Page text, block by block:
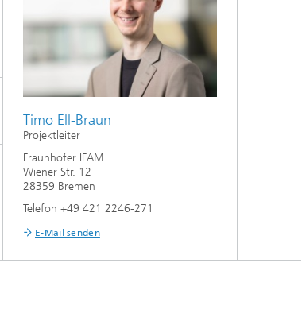
Timo Ell-Braun
Projektleiter
Fraunhofer IFAM
Wiener Str. 12
28359 Bremen
Telefon +49 421 2246-271
E-Mail senden